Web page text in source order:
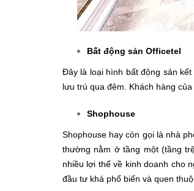
Bất động sản Officetel
Đây là loại hình bất động sản
lưu trú qua đêm. Khách hàng
Shophouse
Shophouse hay còn gọi là nhà
thường nằm ở tầng một (tầng
nhiều lợi thế về kinh doanh cho
đầu tư khá phổ biến và quen